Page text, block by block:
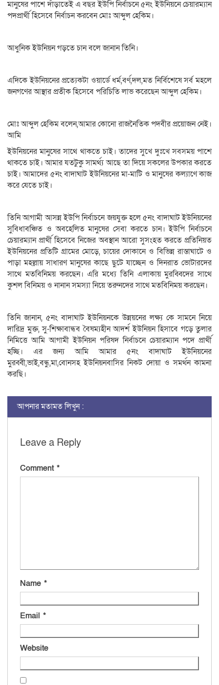
মানুষের পাশে দাঁড়াতেই এ বছর ইউপি নির্বাচনে ৫নং ইউনিয়নে চেয়ারম্যান
পদপ্রার্থী হিসেবে নির্বাচন করবেন মোঃ আব্দুল হেকিম।
আধুনিক ইউনিয়ন গড়তে চান বলে জানান তিনি।
এদিকে ইউনিয়নের প্রত্যেকটা ওয়ার্ডে ধর্ম,বর্ণ,দল,মত নির্বিশেষে সর্ব মহলে
জনগণের আস্থার প্রতীক হিসেবে পরিচিতি লাভ করেছেন আব্দুল হেকিম।
মোঃ আব্দুল হেকিম বলেন,আমার কোনো রাজনৈতিক পদবীর প্রয়োজন নেই।
আমি
ইউনিয়নের মানুষের সাথে থাকতে চাই। তাদের সুখে দুঃখে সবসময় পাশে
থাকতে চাই। আমার যতটুকু সামর্থ্য আছে তা দিয়ে সকলের উপকার করতে
চাই। আমাদের ৫নং বাদাঘাট ইউনিয়নের মা-মাটি ও মানুষের কল্যাণে কাজ
করে যেতে চাই।
তিনি আগামী আসন্ন ইউপি নির্বাচনে জয়যুক্ত হলে ৫নং বাদাঘাট ইউনিয়নের
সুবিধাবঞ্চিত ও অবহেলিত মানুষের সেবা করতে চান। ইউপি নির্বাচনে
চেয়ারম্যান প্রার্থী হিসেবে নিজের অবস্থান আরো সুসংহত করতে প্রতিনিয়ত
ইউনিয়নের প্রতিটি গ্রামের মোড়ে, চায়ের দোকানে ও বিভিন্ন রাস্তাঘাটে ও
পাড়া মহল্লায় সাধারণ মানুষের কাছে ছুটে যাচ্ছেন ও দিনরাত ভোটারদের
সাথে মতবিনিময় করছেন। এরি মধ্যে তিনি এলাকায় মুরব্বিদের সাথে
কুশল বিনিময় ও নানান সমস্যা নিয়ে তরুনদের সাথে মতবিনিময় করছেন।
তি‌নি জানান, ৫নং বাদাঘাট ইউনিয়নকে উন্নয়নের লক্ষ্য কে সামনে নিয়ে
দারিদ্র মুক্ত, সু-শিক্ষাবান্ধব বৈষম্যহীন আদর্শ ইউনিয়ন হিসাবে গড়ে তুলার
নিমিত্তে আমি আগামী ইউনিয়ন পরিষদ নির্বাচনে চেয়ারম্যান পদে প্রার্থী
হ‌চ্ছি। এর জন্য আমি আমার ৫নং বাদাঘাট ইউনিয়নের
মুরব্বী,ভাই,বন্ধু,মা,বোনসহ ইউনিয়নবাসির নিকট দোয়া ও সমর্থন কামনা
করছি।
আপনার মতামত লিখুন :
Leave a Reply
Comment *
Name *
Email *
Website